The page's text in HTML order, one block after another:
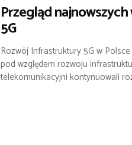
Przegląd
5G
Rozwój Infrastruktury 5G w
pod względem rozwoju
telekomunikacyjni kontynuowali